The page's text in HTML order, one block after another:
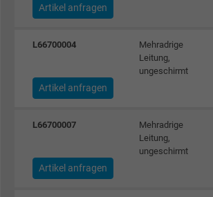
Artikel anfragen
L66700004
Mehradrige
Leitung,
ungeschirmt
Artikel anfragen
L66700007
Mehradrige
Leitung,
ungeschirmt
Artikel anfragen